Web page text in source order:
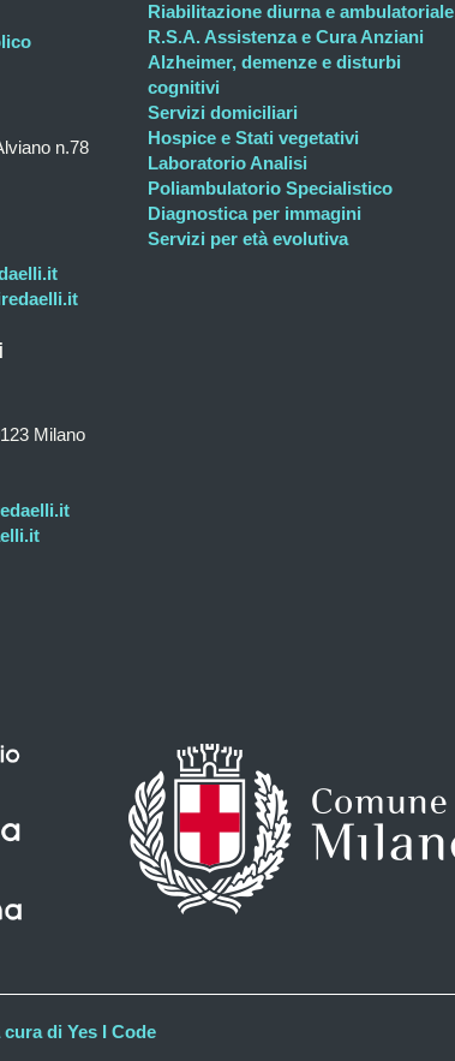
n.78
Milano
Riabilitazione diurna e ambulatoriale
R.S.A. Assistenza e Cura Anziani
Alzheimer, demenze e disturbi
cognitivi
Servizi domiciliari
Hospice e Stati vegetativi
Laboratorio Analisi
Poliambulatorio Specialistico
Diagnostica per immagini
Servizi per età evolutiva
di Yes I Code